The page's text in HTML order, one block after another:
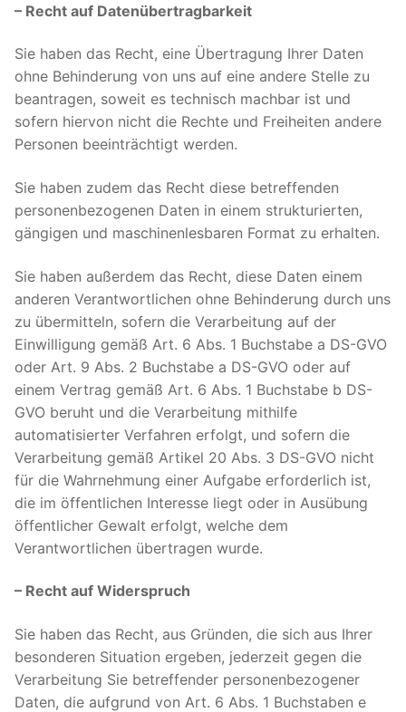
– Recht auf Datenübertragbarkeit
Sie haben das Recht, eine Übertragung Ihrer Daten
ohne Behinderung von uns auf eine andere Stelle zu
beantragen, soweit es technisch machbar ist und
sofern hiervon nicht die Rechte und Freiheiten andere
Personen beeinträchtigt werden.
Sie haben zudem das Recht diese betreffenden
personenbezogenen Daten in einem strukturierten,
gängigen und maschinenlesbaren Format zu erhalten.
Sie haben außerdem das Recht, diese Daten einem
anderen Verantwortlichen ohne Behinderung durch uns
zu übermitteln, sofern die Verarbeitung auf der
Einwilligung gemäß Art. 6 Abs. 1 Buchstabe a DS-GVO
oder Art. 9 Abs. 2 Buchstabe a DS-GVO oder auf
einem Vertrag gemäß Art. 6 Abs. 1 Buchstabe b DS-
GVO beruht und die Verarbeitung mithilfe
automatisierter Verfahren erfolgt, und sofern die
Verarbeitung gemäß Artikel 20 Abs. 3 DS-GVO nicht
für die Wahrnehmung einer Aufgabe erforderlich ist,
die im öffentlichen Interesse liegt oder in Ausübung
öffentlicher Gewalt erfolgt, welche dem
Verantwortlichen übertragen wurde.
– Recht auf Widerspruch
Sie haben das Recht, aus Gründen, die sich aus Ihrer
besonderen Situation ergeben, jederzeit gegen die
Verarbeitung Sie betreffender personenbezogener
Daten, die aufgrund von Art. 6 Abs. 1 Buchstaben e